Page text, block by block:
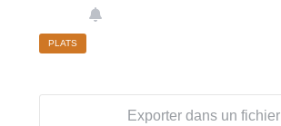
PLATS
Exporter dans un fichier